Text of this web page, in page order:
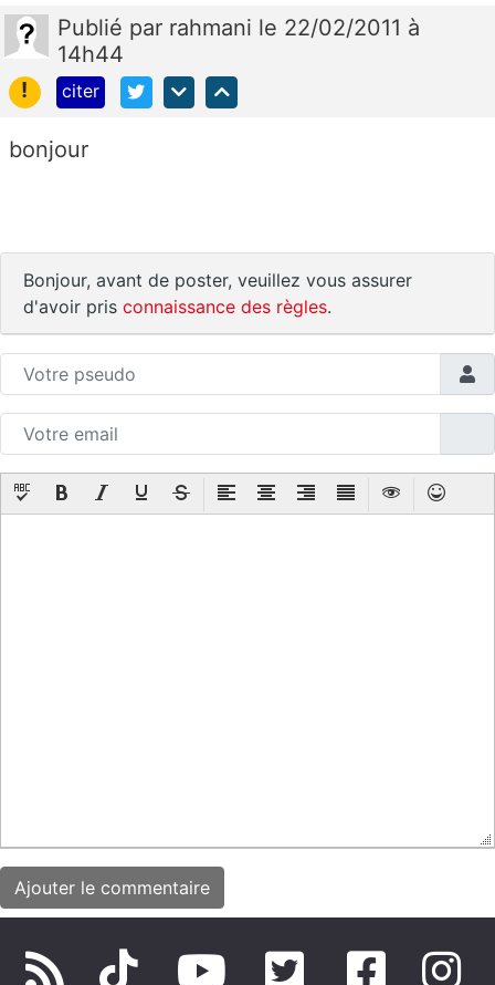
Publié par rahmani le 22/02/2011 à
14h44
!
citer
bonjour
Bonjour, avant de poster, veuillez vous assurer
d'avoir pris connaissance des règles.